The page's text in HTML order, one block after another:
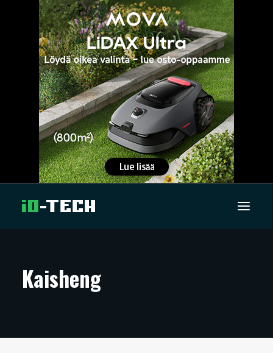
ARTIKKELIT
TECHBBS
Kaisheng